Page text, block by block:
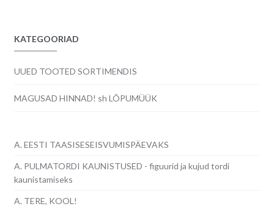
KATEGOORIAD
UUED TOOTED SORTIMENDIS
MAGUSAD HINNAD! sh LÕPUMÜÜK
A. EESTI TAASISESEISVUMISPÄEVAKS
A. PULMATORDI KAUNISTUSED - figuurid ja kujud tordi
kaunistamiseks
A. TERE, KOOL!